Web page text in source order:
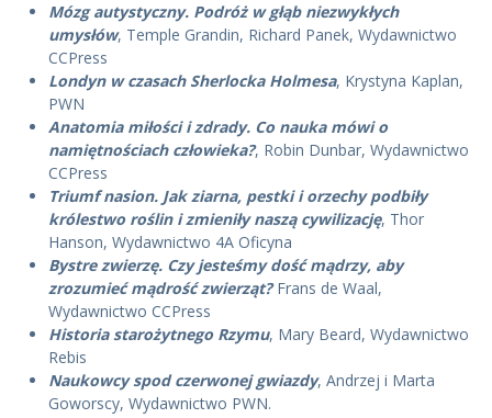
Mózg autystyczny. Podróż w głąb niezwykłych
umysłów, Temple Grandin, Richard Panek, Wydawnictwo
CCPress
Londyn w czasach Sherlocka Holmesa, Krystyna Kaplan,
PWN
Anatomia miłości i zdrady. Co nauka mówi o
namiętnościach człowieka?, Robin Dunbar, Wydawnictwo
CCPress
Triumf nasion. Jak ziarna, pestki i orzechy podbiły
królestwo roślin i zmieniły naszą cywilizację, Thor
Hanson, Wydawnictwo 4A Oficyna
Bystre zwierzę. Czy jesteśmy dość mądrzy, aby
zrozumieć mądrość zwierząt?Frans de Waal,
Wydawnictwo CCPress
Historia starożytnego Rzymu, Mary Beard, Wydawnictwo
Rebis
Naukowcy spod czerwonej gwiazdy, Andrzej i Marta
Goworscy, Wydawnictwo PWN.